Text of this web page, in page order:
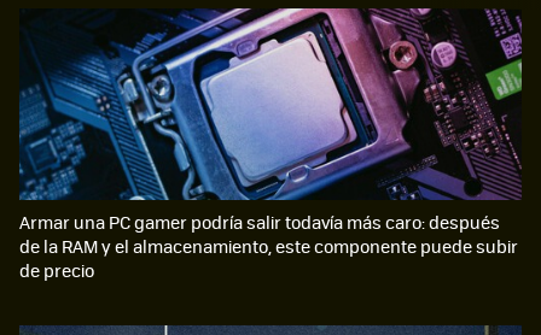
Armar una PC gamer podría salir todavía más caro: después
de la RAM y el almacenamiento, este componente puede subir
de precio